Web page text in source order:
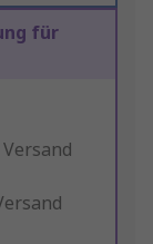
für